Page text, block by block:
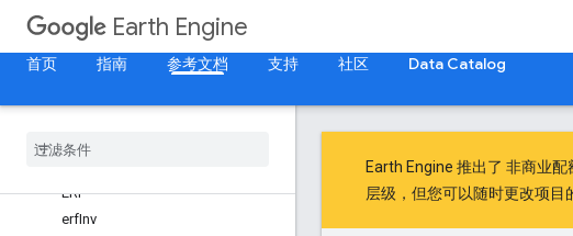
Earth Engine
首页
指南 参考文档 支持 社区 Data Catalog
cos
双线
ERF
erfInv
Earth Engine 推出了 非商业配
层级，但您可以随时更改项目